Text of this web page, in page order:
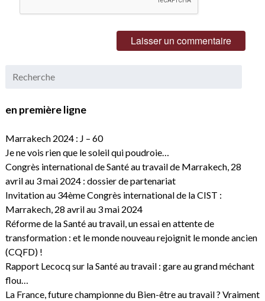
en première ligne
Marrakech 2024 : J – 60
Je ne vois rien que le soleil qui poudroie…
Congrès international de Santé au travail de Marrakech, 28
avril au 3 mai 2024 : dossier de partenariat
Invitation au 34ème Congrès international de la CIST :
Marrakech, 28 avril au 3 mai 2024
Réforme de la Santé au travail, un essai en attente de
transformation : et le monde nouveau rejoignit le monde ancien
(CQFD) !
Rapport Lecocq sur la Santé au travail : gare au grand méchant
flou…
La France, future championne du Bien-être au travail ? Vraiment